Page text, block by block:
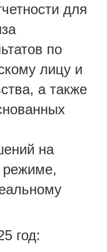
для
по
лицу и
а также
на
режиме,
год: